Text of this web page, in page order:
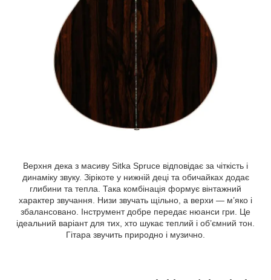
Верхня дека з масиву Sitka Spruce відповідає за чіткість і
динаміку звуку. Зірікоте у нижній деці та обичайках додає
глибини та тепла. Така комбінація формує вінтажний
характер звучання. Низи звучать щільно, а верхи — м’яко і
збалансовано. Інструмент добре передає нюанси гри. Це
ідеальний варіант для тих, хто шукає теплий і об’ємний тон.
Гітара звучить природно і музично.